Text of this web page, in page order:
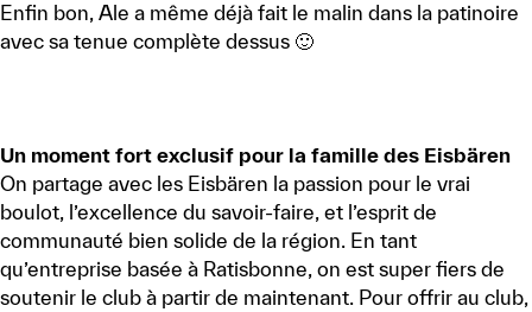
Enfin bon, Ale a même déjà fait le malin dans la patinoire
avec sa tenue complète dessus 🙂
Un moment fort exclusif pour la famille des Eisbären
On partage avec les Eisbären la passion pour le vrai
boulot, l’excellence du savoir-faire, et l’esprit de
communauté bien solide de la région. En tant
qu’entreprise basée à Ratisbonne, on est super fiers de
soutenir le club à partir de maintenant. Pour offrir au club,